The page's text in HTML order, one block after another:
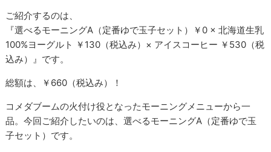
ご紹介するのは、
『選べるモーニングA（定番ゆで玉子セット）￥0 × 北海道生乳
100%ヨーグルト ￥130（税込み）× アイスコーヒー ￥530（税
込み）』です。
総額は、￥660（税込み）！
コメダブームの火付け役となったモーニングメニューから一
品。今回ご紹介したいのは、選べるモーニングA（定番ゆで玉
子セット）です。